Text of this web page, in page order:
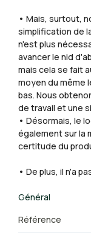
• Mais, surtout,
simplification de
n'est plus
avancer le nid
mais cela se fait
moyen du même
bas. Nous
de travail et une
• Désormais, le
également sur la
certitude du
• De plus, il n'a
Général
Référence